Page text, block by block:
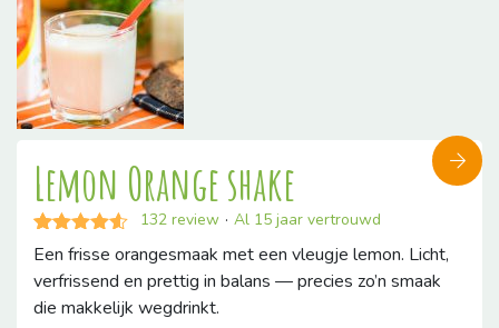
Lemon Orange shake
Gewaardeerd
4.50 op 5
gebaseerd
op
132
klantbeoordelingen
132 review · Al 15 jaar vertrouwd
Een frisse orangesmaak met een vleugje lemon. Licht,
verfrissend en prettig in balans — precies zo’n smaak
die makkelijk wegdrinkt.